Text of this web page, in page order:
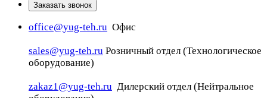
Заказать звонок
office@yug-teh.ru Офис
sales@yug-teh.ru Розничный отдел (Технологическое
оборудование)
zakaz1@yug-teh.ru Дилерский отдел (Нейтральное